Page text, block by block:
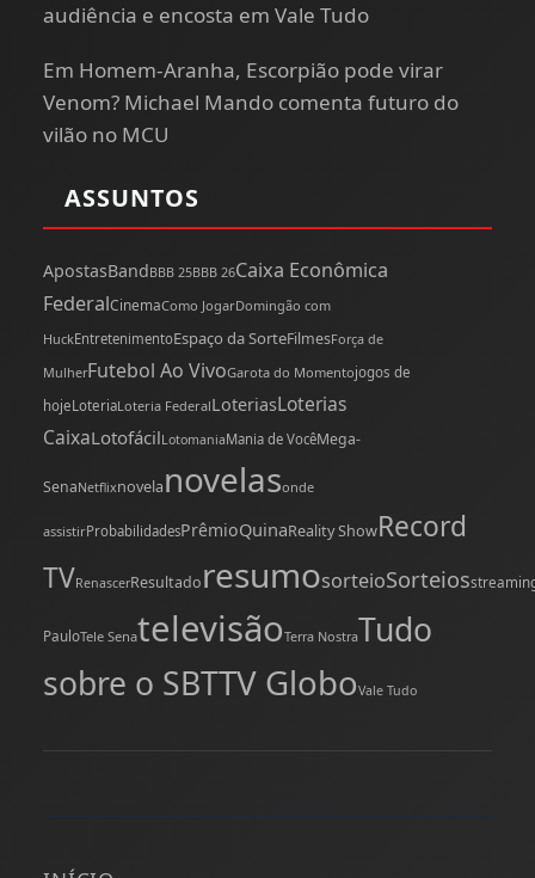
audiência e encosta em Vale Tudo
Em Homem-Aranha, Escorpião pode virar
Venom? Michael Mando comenta futuro do
vilão no MCU
ASSUNTOS
ApostasBandBBB 25BBB 26Caixa Econômica
FederalCinemaComo JogarDomingão com
HuckEntretenimentoEspaço da SorteFilmesForça de
MulherFutebol Ao VivoGarota do Momentojogos de
hojeLoteriaLoteria FederalLoteriasLoterias
CaixaLotofácilLotomaniaMania de VocêMega-
SenaNetflixnovelanovelasonde
assistirProbabilidadesPrêmioQuinaReality ShowRecord
TVRenascerResultadoresumosorteioSorteios
PauloTele SenatelevisãoTerra NostraTudo
sobre o SBTTV GloboVale Tudo